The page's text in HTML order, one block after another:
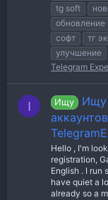
tg soft
обновление
софт
тг
улучшение
Telegram
I Ищу
Ищу
Hello , I'm
registration,
English . I run
have quiet a
already so a